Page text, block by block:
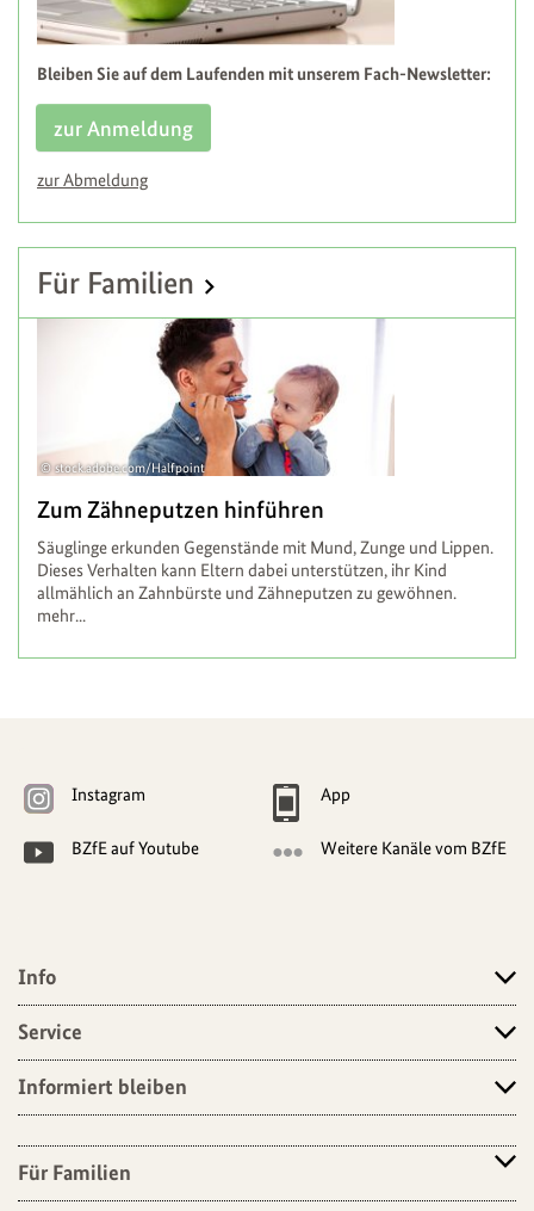
Bleiben Sie auf dem Laufenden mit unserem Fach-Newsletter:
zur Anmeldung
zur Abmeldung
Für Familien
stock.adobe.com/Halfpoint
Zum Zähneputzen hinführen
Säuglinge erkunden Gegenstände mit Mund, Zunge und Lippen.
Dieses Verhalten kann Eltern dabei unterstützen, ihr Kind
allmählich an Zahnbürste und Zähneputzen zu gewöhnen.
mehr...
Navigationsmöglichkeiten
Instagram App
BZfE auf Youtube Weitere Kanäle vom BZfE
Angebote
Info
Service
Informiert bleiben
Für Familien